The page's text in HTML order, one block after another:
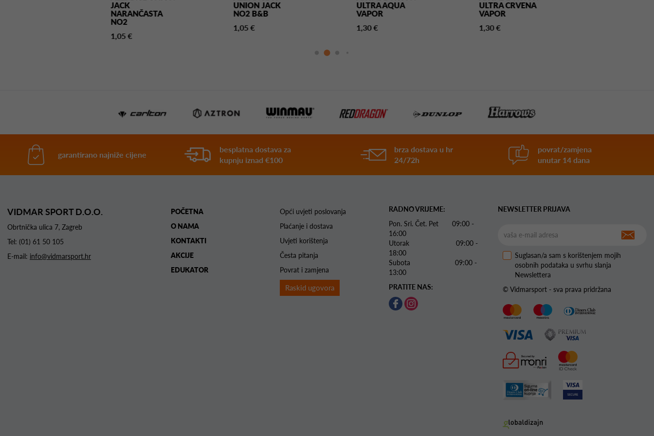
JACK
NARANČASTA
NO2
1,05 €
UNION JACK
NO2 B&B
1,05 €
ULTRA AQUA
VAPOR
1,30 €
ULTRA CRVENA
VAPOR
1,30 €
garantirano najniže cijene
besplatna dostava za
kupnju iznad €100
brza dostava u hr
24/72h
povrat/zamjena
unutar 14 dana
VIDMAR SPORT D.O.O.
Obrtnička ulica 7, Zagreb
Tel: (01) 61 50 105
E-mail: info@vidmarsport.hr
POČETNA
O NAMA
KONTAKTI
AKCIJE
EDUKATOR
Opći uvjeti poslovanja
Plaćanje i dostava
Uvjeti korištenja
Česta pitanja
Povrat i zamjena
Raskid ugovora
RADNO VRIJEME:
Pon. Sri. Čet. Pet 09:00 -
16:00
Utorak 09:00 -
18:00
Subota 09:00 -
13:00
PRATITE NAS:
NEWSLETTER PRIJAVA
Suglasan/a sam s korištenjem mojih
osobnih podataka u svrhu slanja
Newslettera
© Vidmarsport - sva prava pridržana